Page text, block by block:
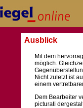
Ausblick
Mit dem
möglich.
Nicht zuletzt ist
einem
Dem Bearbeiter
picturati